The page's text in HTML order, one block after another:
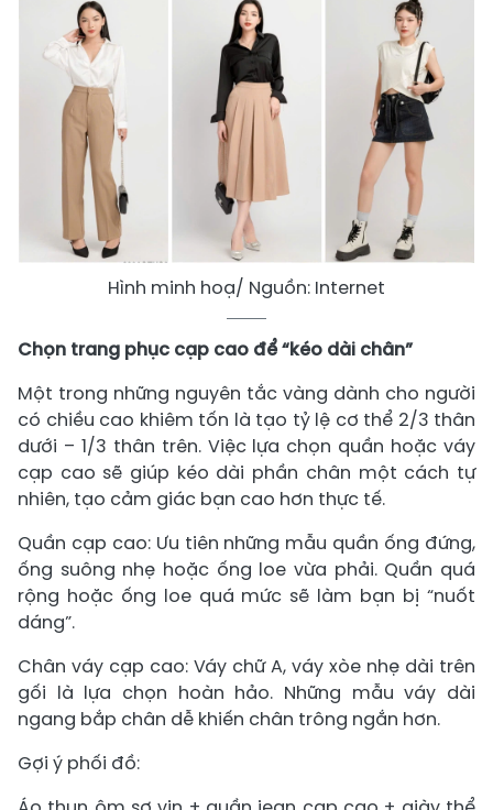
Hình minh hoạ/ Nguồn: Internet
Chọn trang phục cạp cao để “kéo dài chân”
Một trong những nguyên tắc vàng dành cho người
có chiều cao khiêm tốn là tạo tỷ lệ cơ thể 2/3 thân
dưới – 1/3 thân trên. Việc lựa chọn quần hoặc váy
cạp cao sẽ giúp kéo dài phần chân một cách tự
nhiên, tạo cảm giác bạn cao hơn thực tế.
Quần cạp cao: Ưu tiên những mẫu quần ống đứng,
ống suông nhẹ hoặc ống loe vừa phải. Quần quá
rộng hoặc ống loe quá mức sẽ làm bạn bị “nuốt
dáng”.
Chân váy cạp cao: Váy chữ A, váy xòe nhẹ dài trên
gối là lựa chọn hoàn hảo. Những mẫu váy dài
ngang bắp chân dễ khiến chân trông ngắn hơn.
Gợi ý phối đồ: